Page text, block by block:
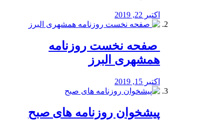
اکتبر 22, 2019
️ صفحه نخست روزنامه‌
همشهری البرز
اکتبر 15, 2019
پیشخوان روزنامه های صبح